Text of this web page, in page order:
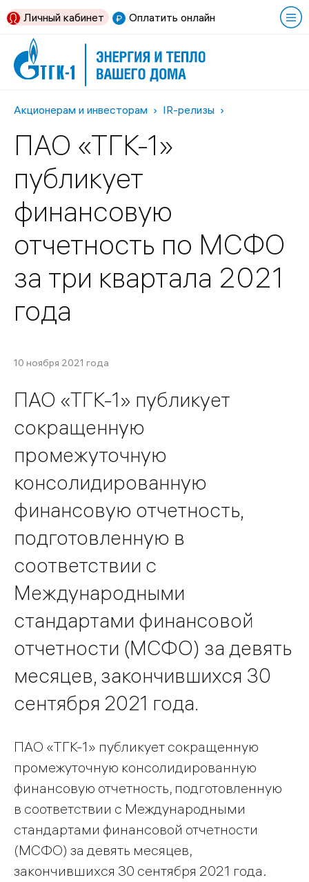
Оплатить онлайн
Личный кабинет
Акционерам и инвесторам IR-релизы
ПАО «ТГК-1»
публикует
финансовую
отчетность по МСФО
за три квартала 2021
года
10 ноября 2021 года
ПАО «ТГК-1» публикует
сокращенную
промежуточную
консолидированную
финансовую отчетность,
подготовленную в
соответствии с
Международными
стандартами финансовой
отчетности (МСФО) за девять
месяцев, закончившихся 30
сентября 2021 года.
ПАО «ТГК-1» публикует сокращенную
промежуточную консолидированную
финансовую отчетность, подготовленную
в соответствии с Международными
стандартами финансовой отчетности
(МСФО) за девять месяцев,
закончившихся 30 сентября 2021 года.